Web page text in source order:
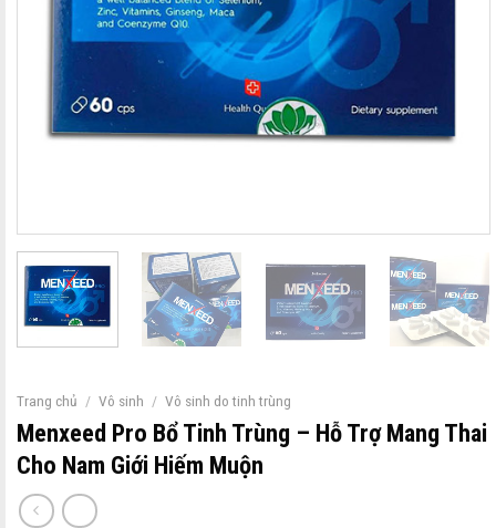
Trang chủ / Vô sinh / Vô sinh do tinh trùng
Menxeed Pro Bổ Tinh Trùng – Hỗ Trợ Mang Thai
Cho Nam Giới Hiếm Muộn